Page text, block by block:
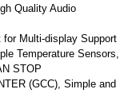
Quality Audio
for Multi-display Support
Temperature Sensors,
STOP​
(GCC), Simple and